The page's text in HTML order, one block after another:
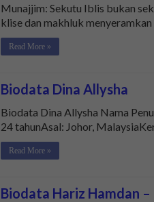
Munajjim: Sekutu Iblis bukan
klise dan makhluk
Read More »
Biodata Dina Allysha
Biodata Dina Allysha Nama
24 tahunAsal: Johor,
Read More »
Biodata Hariz Hamdan